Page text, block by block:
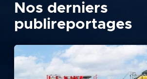
Nos derniers
publireportages